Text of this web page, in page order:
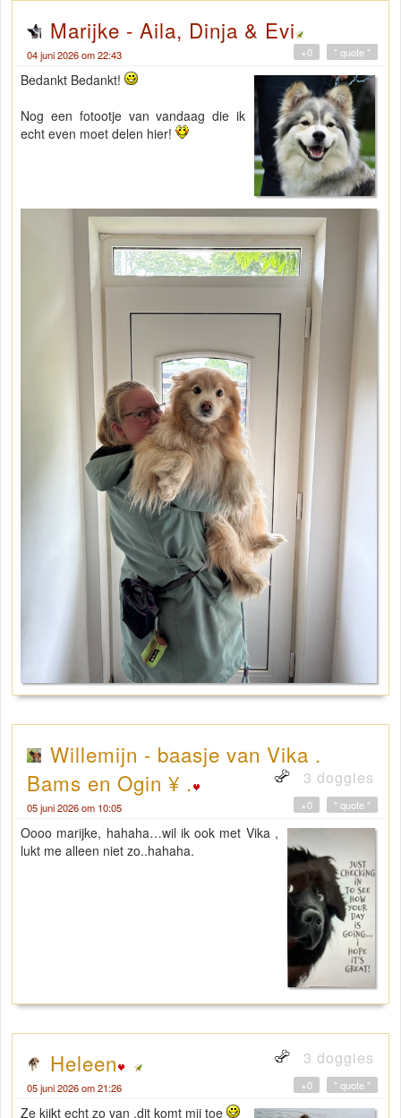
Marijke - Aila, Dinja & Evi
04 juni 2026 om 22:43 " quote "
+0
Bedankt Bedankt!
Nog een fotootje van vandaag die ik
echt even moet delen hier!
Willemijn - baasje van Vika .
Bams en Ogin ¥ .
3 doggies
05 juni 2026 om 10:05 " quote "
+0
Oooo marijke, hahaha…wil ik ook met Vika ,
lukt me alleen niet zo..hahaha.
Heleen 3 doggies
05 juni 2026 om 21:26 " quote "
+0
Ze kijkt echt zo van ,dit komt mij toe